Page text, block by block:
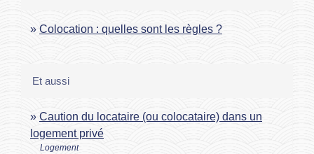
Colocation : quelles sont les règles ?
Et aussi
Caution du locataire (ou colocataire) dans un
logement privé
Logement